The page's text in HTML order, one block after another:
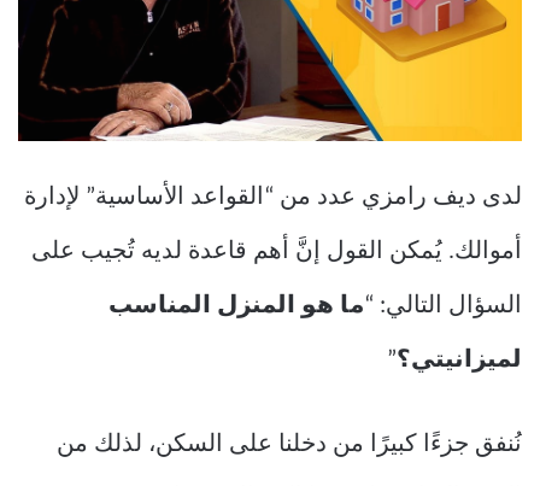
لدى ديف رامزي عدد من “القواعد الأساسية” لإدارة
أموالك. يُمكن القول إنَّ أهم قاعدة لديه تُجيب على
السؤال التالي: “ما هو المنزل المناسب
لميزانيتي؟”
نُنفق جزءًا كبيرًا من دخلنا على السكن، لذلك من